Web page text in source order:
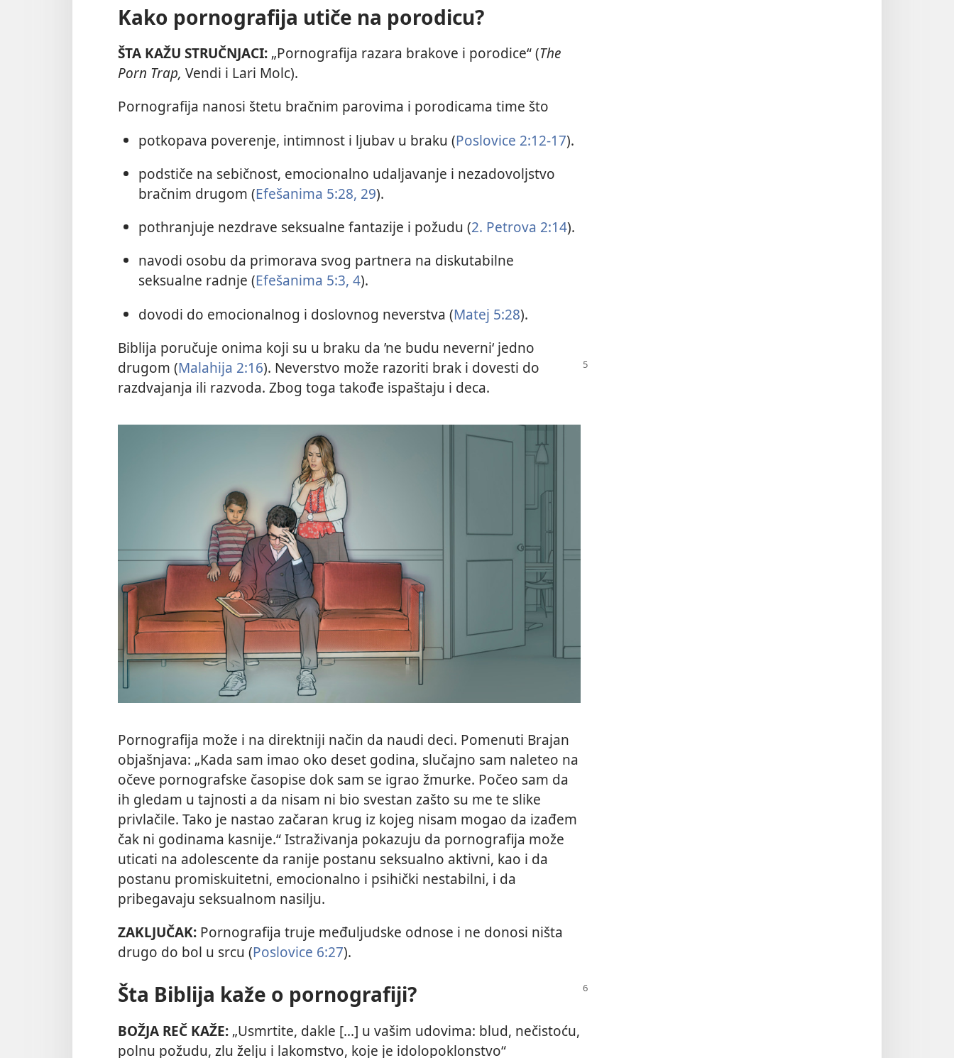
Kako pornografija utiče na porodicu?
ŠTA KAŽU STRUČNJACI: „Pornografija razara brakove i porodice“ (The
Porn Trap, Vendi i Lari Molc).
Pornografija nanosi štetu bračnim parovima i porodicama time što
potkopava poverenje, intimnost i ljubav u braku (Poslovice 2:12-17).
podstiče na sebičnost, emocionalno udaljavanje i nezadovoljstvo
bračnim drugom (Efešanima 5:28, 29).
pothranjuje nezdrave seksualne fantazije i požudu (2. Petrova 2:14).
navodi osobu da primorava svog partnera na diskutabilne
seksualne radnje (Efešanima 5:3, 4).
dovodi do emocionalnog i doslovnog neverstva (Matej 5:28).
Biblija poručuje onima koji su u braku da ’ne budu neverni‘ jedno
drugom (Malahija 2:16). Neverstvo može razoriti brak i dovesti do
razdvajanja ili razvoda. Zbog toga takođe ispaštaju i deca.
Pornografija može i na direktniji način da naudi deci. Pomenuti Brajan
objašnjava: „Kada sam imao oko deset godina, slučajno sam naleteo na
očeve pornografske časopise dok sam se igrao žmurke. Počeo sam da
ih gledam u tajnosti a da nisam ni bio svestan zašto su me te slike
privlačile. Tako je nastao začaran krug iz kojeg nisam mogao da izađem
čak ni godinama kasnije.“ Istraživanja pokazuju da pornografija može
uticati na adolescente da ranije postanu seksualno aktivni, kao i da
postanu promiskuitetni, emocionalno i psihički nestabilni, i da
pribegavaju seksualnom nasilju.
ZAKLJUČAK: Pornografija truje međuljudske odnose i ne donosi ništa
drugo do bol u srcu (Poslovice 6:27).
Šta Biblija kaže o pornografiji?
BOŽJA REČ KAŽE: „Usmrtite, dakle [...] u vašim udovima: blud, nečistoću,
polnu požudu, zlu želju i lakomstvo, koje je idolopoklonstvo“